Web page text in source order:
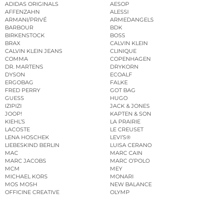
ADIDAS ORIGINALS
AESOP
AFFENZAHN
ALESSI
ARMANI/PRIVÉ
ARMEDANGELS
BARBOUR
BDK
BIRKENSTOCK
BOSS
BRAX
CALVIN KLEIN
CALVIN KLEIN JEANS
CLINIQUE
COMMA
COPENHAGEN
DR. MARTENS
DRYKORN
DYSON
ECOALF
ERGOBAG
FALKE
FRED PERRY
GOT BAG
GUESS
HUGO
IZIPIZI
JACK & JONES
JOOP!
KAPTEN & SON
KIEHL’S
LA PRAIRIE
LACOSTE
LE CREUSET
LENA HOSCHEK
LEVI’S®
LIEBESKIND BERLIN
LUISA CERANO
MAC
MARC CAIN
MARC JACOBS
MARC O’POLO
MCM
MEY
MICHAEL KORS
MONARI
MOS MOSH
NEW BALANCE
OFFICINE CREATIVE
OLYMP